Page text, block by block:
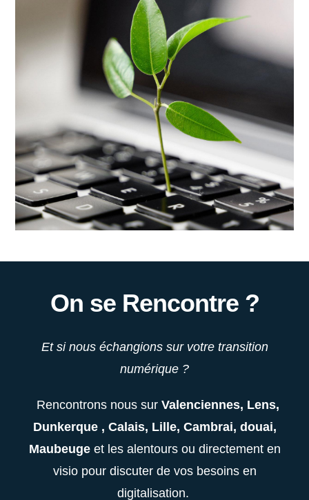
On se Rencontre ?
Et si nous échangions sur votre transition
numérique ?
Rencontrons nous sur Valenciennes, Lens,
Dunkerque , Calais, Lille, Cambrai, douai,
Maubeugeet les alentours ou directement en
visio pour discuter de vos besoins en
digitalisation.